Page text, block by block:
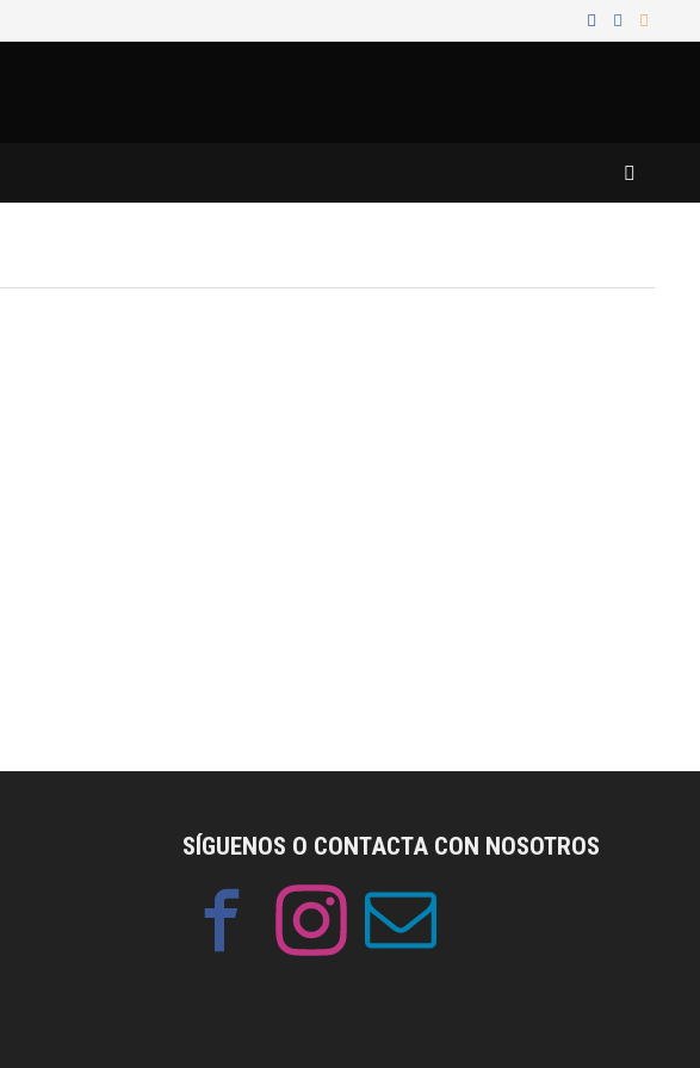
SÍGUENOS O CONTACTA CON NOSOTROS